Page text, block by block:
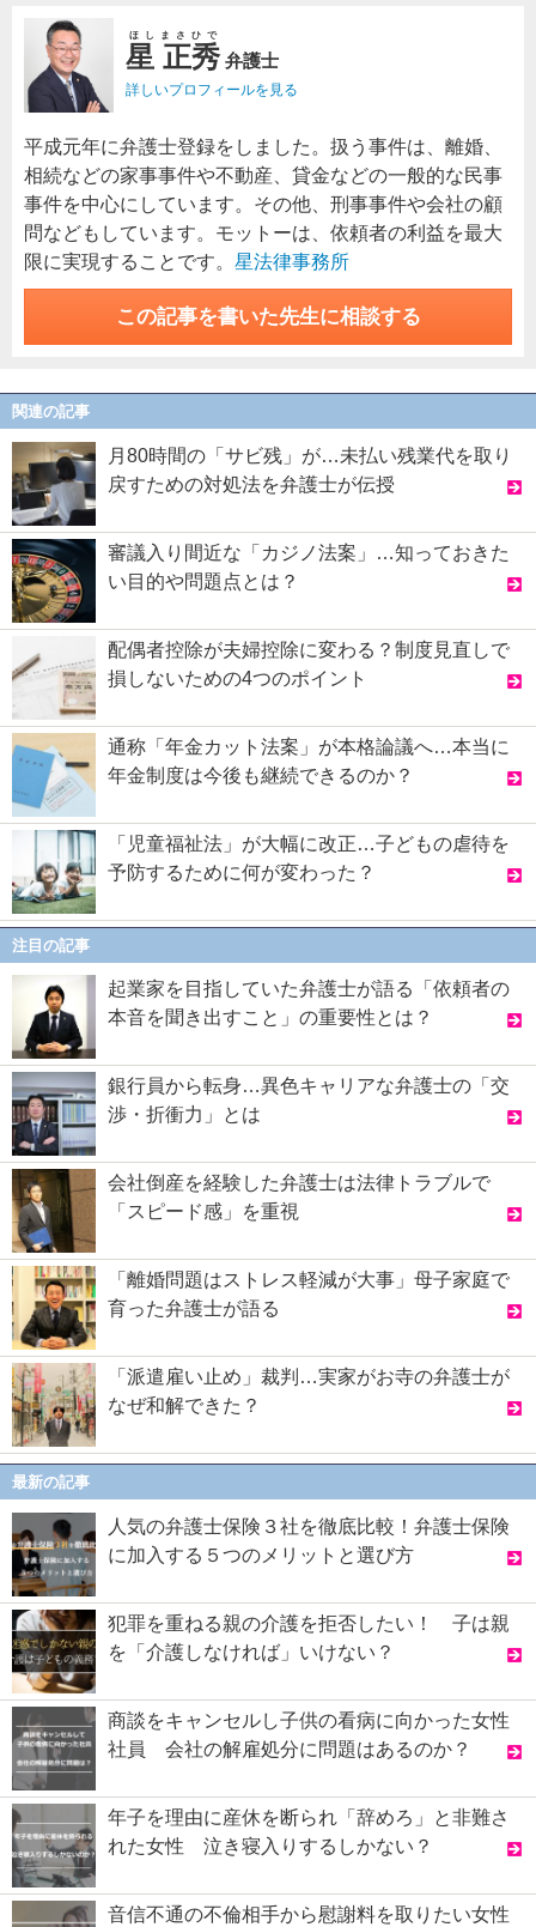
星 正秀
ほしまさひで
弁護士
詳しいプロフィールを見る
平成元年に弁護士登録をしました。扱う事件は、離婚、
相続などの家事事件や不動産、貸金などの一般的な民事
事件を中心にしています。その他、刑事事件や会社の顧
問などもしています。モットーは、依頼者の利益を最大
限に実現することです。 星法律事務所
この記事を書いた先生に相談する
関連の記事
月80時間の「サビ残」が…未払い残業代を取り
戻すための対処法を弁護士が伝授
審議入り間近な「カジノ法案」…知っておきた
い目的や問題点とは？
配偶者控除が夫婦控除に変わる？制度見直しで
損しないための4つのポイント
通称「年金カット法案」が本格論議へ…本当に
年金制度は今後も継続できるのか？
「児童福祉法」が大幅に改正…子どもの虐待を
予防するために何が変わった？
注目の記事
起業家を目指していた弁護士が語る「依頼者の
本音を聞き出すこと」の重要性とは？
銀行員から転身…異色キャリアな弁護士の「交
渉・折衝力」とは
会社倒産を経験した弁護士は法律トラブルで
「スピード感」を重視
「離婚問題はストレス軽減が大事」母子家庭で
育った弁護士が語る
「派遣雇い止め」裁判…実家がお寺の弁護士が
なぜ和解できた？
最新の記事
人気の弁護士保険３社を徹底比較！弁護士保険
に加入する５つのメリットと選び方
犯罪を重ねる親の介護を拒否したい！ 子は親
を「介護しなければ」いけない？
商談をキャンセルし子供の看病に向かった女性
社員 会社の解雇処分に問題はあるのか？
年子を理由に産休を断られ「辞めろ」と非難さ
れた女性 泣き寝入りするしかない？
音信不通の不倫相手から慰謝料を取りたい女性